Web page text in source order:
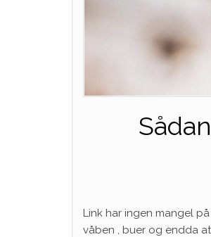
Link har ingen mangel
våben , buer og endda